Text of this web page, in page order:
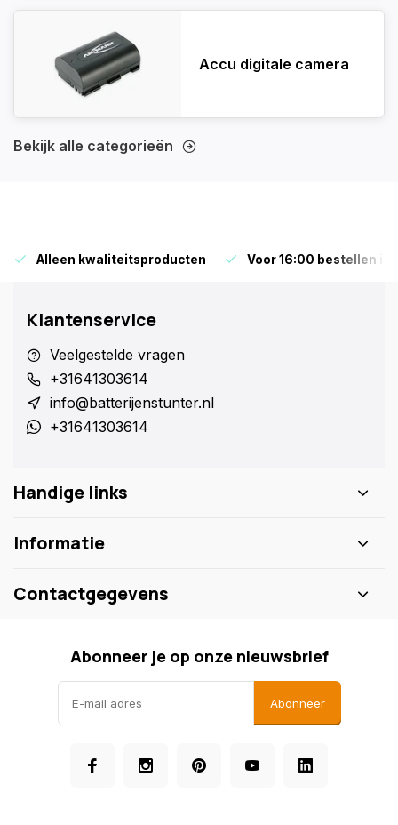
Accu digitale camera
Bekijk alle categorieën
Alleen kwaliteitsproducten Voor 16:00 bestellen is
Klantenservice
Veelgestelde vragen
+31641303614
info@batterijenstunter.nl
+31641303614
Handige links
Informatie
Contactgegevens
Abonneer je op onze nieuwsbrief
Abonneer